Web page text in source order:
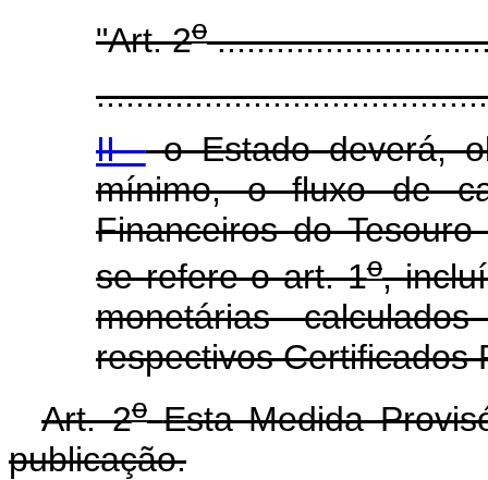
"Art. 2o
II -o Estado deverá,
mínimo, o fluxo de
Financeiros do
se refere o art. 1o,
monetárias
respectivos Certificados
Art. 2o Esta Medida
publicação.